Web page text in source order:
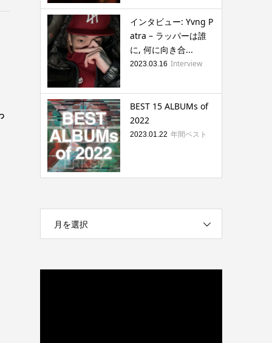
インタビュー: Yvng P
atra – ラッパーは誰
に, 何に向き合...
2023.03.16 Interview
BEST 15 ALBUMs of
2022
2023.01.22 年間ベスト
月を選択